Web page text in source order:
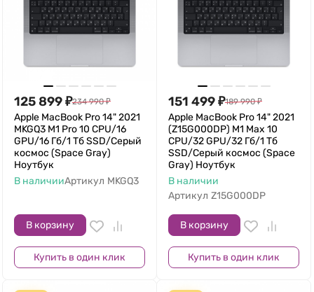
125 899₽234 990 ₽
Apple MacBook Pro 14" 2021
MKGQ3 M1 Pro 10 CPU/16
GPU/16 Гб/1 Тб SSD/Серый
космос (Space Gray)
Ноутбук
В наличииАртикул MKGQ3
В корзину
Купить в один клик
151 499₽189 990 ₽
Apple MacBook Pro 14" 2021
(Z15G000DP) M1 Max 10
CPU/32 GPU/32 Гб/1 Тб
SSD/Серый космос (Space
Gray) Ноутбук
В наличии
Артикул Z15G000DP
В корзину
Купить в один клик